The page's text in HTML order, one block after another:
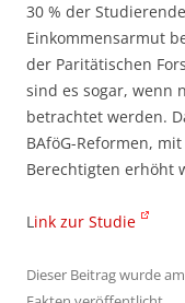
30 % der
Einkommensarmut
der Paritätischen
sind es sogar, wenn
betrachtet werden.
BAföG-Reformen,
Berechtigten erhöht
Link zur Studie
Dieser Beitrag wurde am